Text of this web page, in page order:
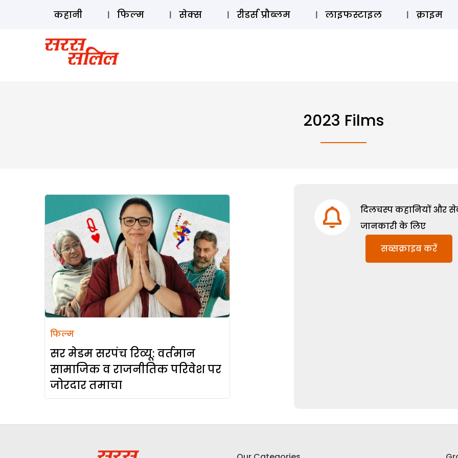
ऑडियो
कहानी फिल्म सेक्स रीडर्स प्रौब्लम लाइफस्टाइल क्राइम
2023 Films
फिल्म
सर मेडम सरपंच रिव्यू: वर्तमान
सामाजिक व राजनीतिक परिवेश पर
जोरदार तमाचा
दिलचस्प कहानियों और
जानकारी के लिए
सब्सक्राइब करें